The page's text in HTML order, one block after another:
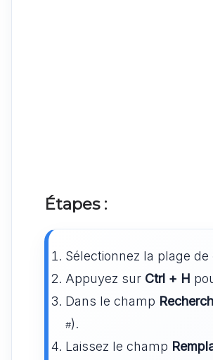
Étapes :
Sélectionnez la plage
Appuyez sur Ctrl + H
Dans le champ
#).
Laissez le champ